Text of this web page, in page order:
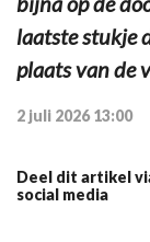
laatste stukje
plaats van de
2 juli 2026 13:00
Deel dit artikel
social media